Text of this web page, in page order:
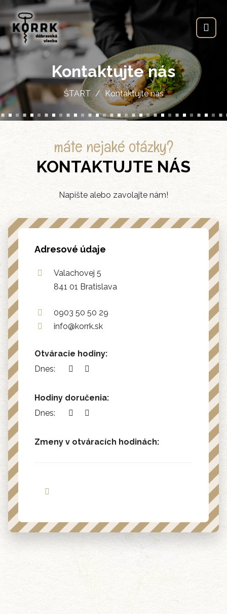
Kontaktujte nás
ŠTART Kontaktujte nás
máte nejaké otázky?
KONTAKTUJTE NÁS
Napíšte alebo zavolajte nám!
Adresové údaje
Valachovej 5
841 01 Bratislava
0903 50 50 29
info@korrk.sk
Otváracie hodiny:
Dnes:
Hodiny doručenia:
Dnes:
Zmeny v otváracích hodinách: